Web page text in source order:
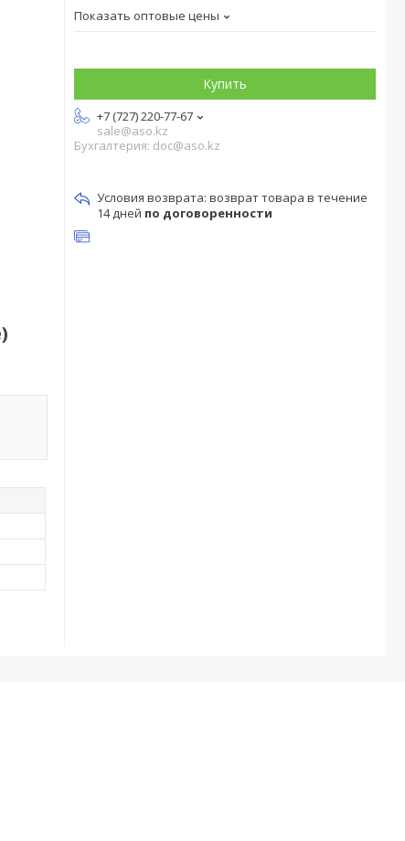
Показать оптовые цены
Купить
+7 (727) 220-77-67
sale@aso.kz
Бухгалтерия: doc@aso.kz
возврат товара в течение
14 дней по договоренности